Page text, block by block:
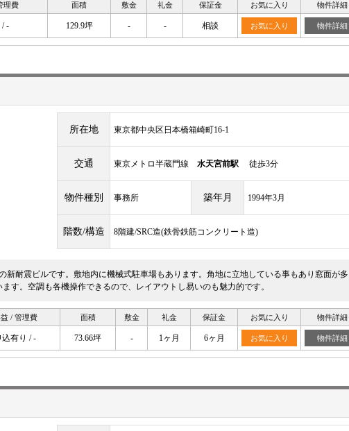
理費 面積 敷金 礼金 保証金 お気に入り 物件詳細
/ - 129.9坪 - - 相談 お気に入り 物件詳細
所在地 東京都中央区日本橋箱崎町16-1
交通 東京メトロ半蔵門線 水天宮前駅 徒歩3分
物件種別 事務所 築年月 1994年3月
階数/構造 8階建/SRC造(鉄骨鉄筋コンクリート造)
新耐震ビルです。敷地内に機械式駐車場もあります。角地に立地している事もあり窓面が多
す。空調も各機操作できるので、レイアウトし易いのも魅力的です。
/ 管理費 面積 敷金 礼金 保証金 お気に入り 物件詳細
込有り / - 73.66坪 - 1ヶ月 6ヶ月 お気に入り 物件詳細